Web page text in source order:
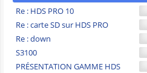
Re : HDS PRO 10
Re : carte SD sur HDS PRO
Re : down
S3100
PRÉSENTATION GAMME HDS